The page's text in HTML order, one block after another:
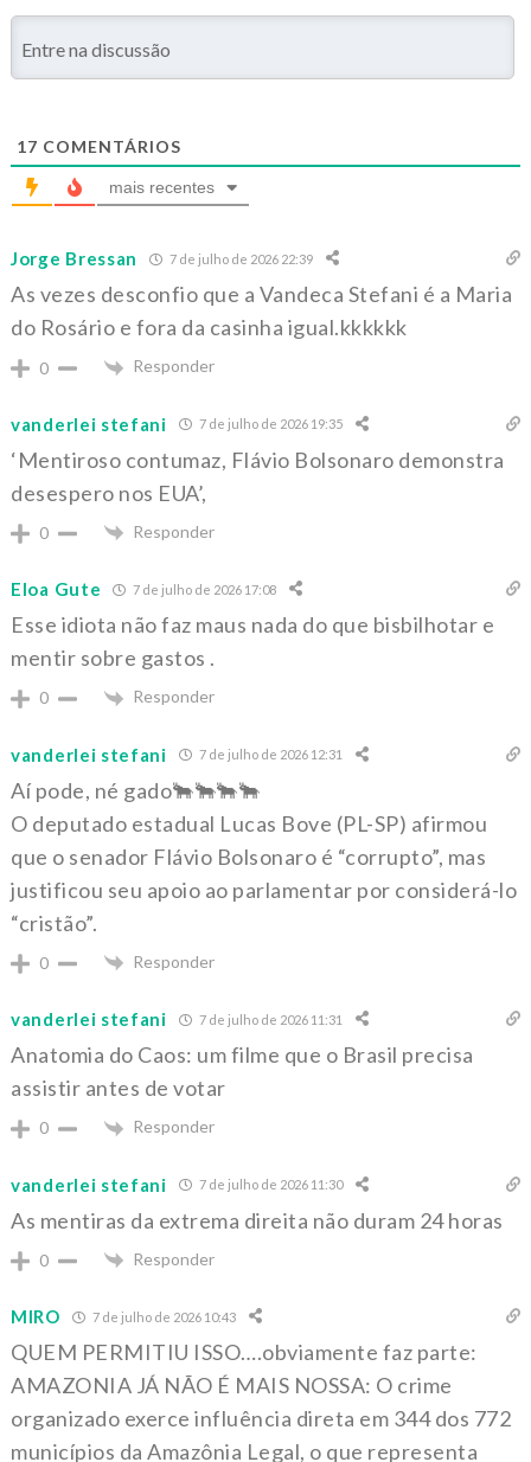
17 COMENTÁRIOS
mais recentes
Jorge Bressan 7 de julho de 2026 22:39
As vezes desconfio que a Vandeca Stefani é a Maria
do Rosário e fora da casinha igual.kkkkkk
0 Responder
vanderlei stefani 7 de julho de 2026 19:35
‘Mentiroso contumaz, Flávio Bolsonaro demonstra
desespero nos EUA’,
0 Responder
Eloa Gute 7 de julho de 2026 17:08
Esse idiota não faz maus nada do que bisbilhotar e
mentir sobre gastos .
0 Responder
vanderlei stefani 7 de julho de 2026 12:31
Aí pode, né gado🐂🐂🐂🐂
O deputado estadual Lucas Bove (PL-SP) afirmou
que o senador Flávio Bolsonaro é “corrupto”, mas
justificou seu apoio ao parlamentar por considerá-lo
“cristão”.
0 Responder
vanderlei stefani 7 de julho de 2026 11:31
Anatomia do Caos: um filme que o Brasil precisa
assistir antes de votar
0 Responder
vanderlei stefani 7 de julho de 2026 11:30
As mentiras da extrema direita não duram 24 horas
0 Responder
MIRO 7 de julho de 2026 10:43
QUEM PERMITIU ISSO….obviamente faz parte:
AMAZONIA JÁ NÃO É MAIS NOSSA: O crime
organizado exerce influência direta em 344 dos 772
municípios da Amazônia Legal, o que representa